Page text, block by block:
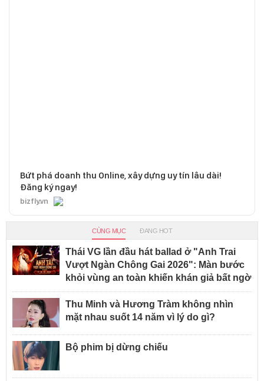
Bứt phá doanh thu Online, xây dựng uy tín lâu dài!
Đăng ký ngay!
bizfly.vn
CÙNG MỤC ĐANG HOT
Thái VG lần đầu hát ballad ở "Anh Trai
Vượt Ngàn Chông Gai 2026": Màn bước
khỏi vùng an toàn khiến khán giả bất ngờ
Thu Minh và Hương Tràm không nhìn
mặt nhau suốt 14 năm vì lý do gì?
Bộ phim bị dừng chiếu